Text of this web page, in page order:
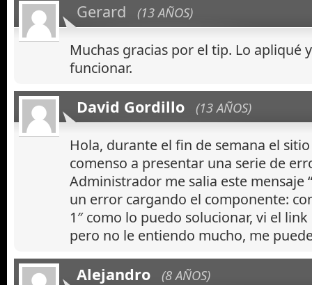
Gerard (13 AÑOS)
Muchas gracias por el tip. Lo apliqué
funcionar.
David Gordillo (13 AÑOS)
Hola, durante el fin de semana el
comenso a presentar una serie de
Administrador me salia este mensaje
un error cargando el componente:
1″ como lo puedo solucionar, vi el
pero no le entiendo mucho, me
Alejandro (8 AÑOS)